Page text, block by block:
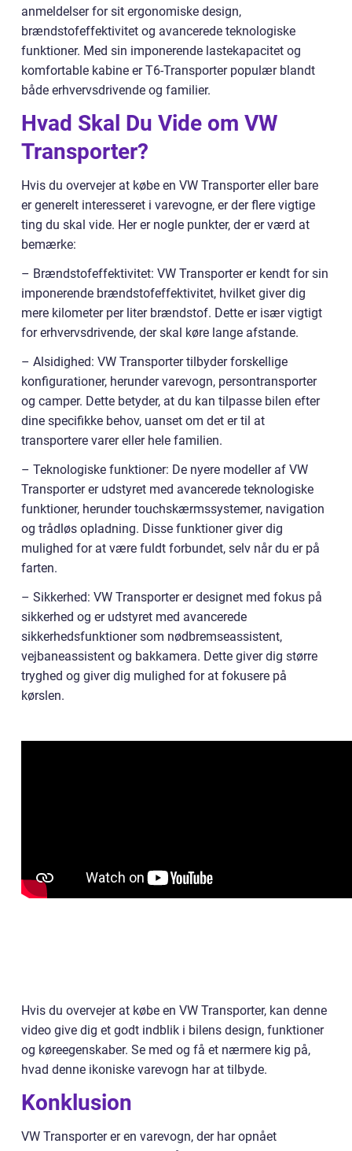
anmeldelser for sit ergonomiske design,
brændstofeffektivitet og avancerede teknologiske
funktioner. Med sin imponerende lastekapacitet og
komfortable kabine er T6-Transporter populær blandt
både erhvervsdrivende og familier.
Hvad Skal Du Vide om VW
Transporter?
Hvis du overvejer at købe en VW Transporter eller bare
er generelt interesseret i varevogne, er der flere vigtige
ting du skal vide. Her er nogle punkter, der er værd at
bemærke:
– Brændstofeffektivitet: VW Transporter er kendt for sin
imponerende brændstofeffektivitet, hvilket giver dig
mere kilometer per liter brændstof. Dette er især vigtigt
for erhvervsdrivende, der skal køre lange afstande.
– Alsidighed: VW Transporter tilbyder forskellige
konfigurationer, herunder varevogn, persontransporter
og camper. Dette betyder, at du kan tilpasse bilen efter
dine specifikke behov, uanset om det er til at
transportere varer eller hele familien.
– Teknologiske funktioner: De nyere modeller af VW
Transporter er udstyret med avancerede teknologiske
funktioner, herunder touchskærmssystemer, navigation
og trådløs opladning. Disse funktioner giver dig
mulighed for at være fuldt forbundet, selv når du er på
farten.
– Sikkerhed: VW Transporter er designet med fokus på
sikkerhed og er udstyret med avancerede
sikkerhedsfunktioner som nødbremseassistent,
vejbaneassistent og bakkamera. Dette giver dig større
tryghed og giver dig mulighed for at fokusere på
kørslen.
Hvis du overvejer at købe en VW Transporter, kan denne
video give dig et godt indblik i bilens design, funktioner
og køreegenskaber. Se med og få et nærmere kig på,
hvad denne ikoniske varevogn har at tilbyde.
Konklusion
VW Transporter er en varevogn, der har opnået